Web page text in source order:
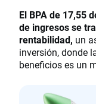
El BPA de 17,55
de ingresos se
rentabilidad, un
inversión, donde
beneficios es un